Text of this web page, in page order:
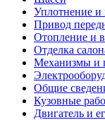
Уплотнение
Привод
Отопление и
Отделка
Механизмы и
Общие
Кузовные
Двигатель и